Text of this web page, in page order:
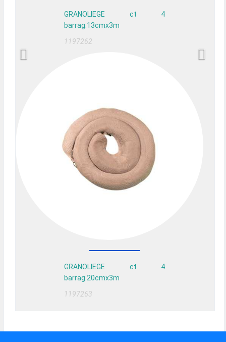
GRANOLIEGE ct 4
barrag.13cmx3m
1197262
GRANOLIEGE ct 4
barrag.20cmx3m
1197263